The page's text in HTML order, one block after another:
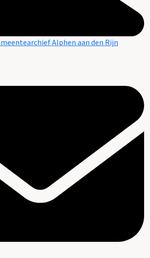
Alphen aan den Rijn